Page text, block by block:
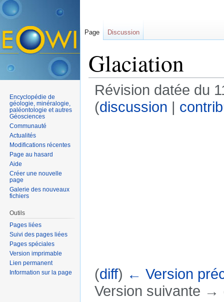
Glaciation
Révision datée du
(discussion |
(diff) ← Version
Version suivante →
Page Discussion
Encyclopédie de
géologie, minéralogie,
paléontologie et autres
Géosciences
Communauté
Actualités
Modifications récentes
Page au hasard
Aide
Créer une nouvelle
page
Galerie des nouveaux
fichiers
Outils
Pages liées
Suivi des pages liées
Pages spéciales
Version imprimable
Lien permanent
Information sur la page